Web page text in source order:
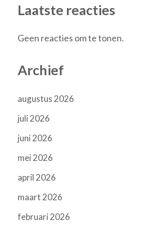
Laatste reacties
Geen reacties om te tonen.
Archief
augustus 2026
juli 2026
juni 2026
mei 2026
april 2026
maart 2026
februari 2026